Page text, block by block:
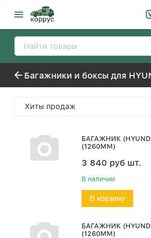
Хиты продаж
БАГАЖНИК
(1260ММ)
3 840 руб шт.
В наличии
В корзину
БАГАЖНИК
(1260ММ)